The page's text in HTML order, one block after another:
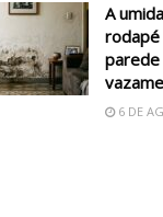
A
6 DE